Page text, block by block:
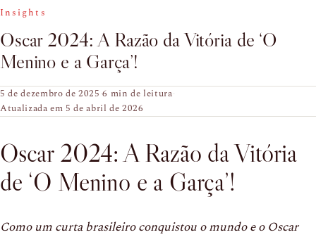
Insights
Oscar 2024: A Razão da Vitória de ‘O
Menino e a Garça’!
5 de dezembro de 2025·6 min de leitura·
Atualizada em 5 de abril de 2026
Oscar 2024: A Razão da Vitória
de ‘O Menino e a Garça’!
Como um curta brasileiro conquistou o mundo e o Oscar